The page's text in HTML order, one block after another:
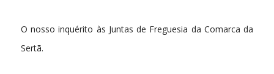
O nosso inquérito às Juntas de Freguesia da Comarca da
Sertã.